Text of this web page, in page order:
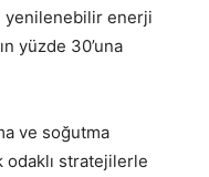
yenilenebilir enerji
yüzde 30’una
ve soğutma
stratejilerle